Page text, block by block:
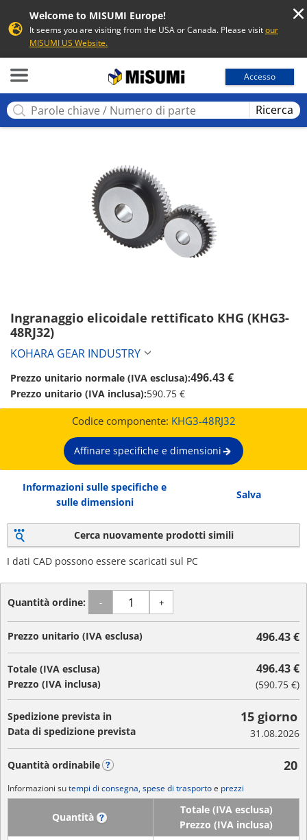
Welcome to MISUMI Europe!
It seems you are visiting from the USA or Canada. Please visitour
MISUMI US Website.
Accesso
Ricerca
Ingranaggio elicoidale rettificato KHG (KHG3-
48RJ32)
KOHARA GEAR INDUSTRY
Prezzo unitario normale (IVA esclusa):496.43 €
Prezzo unitario (IVA inclusa):590.75 €
Codice componente: KHG3-48RJ32
Affinare specifiche e dimensioni
Informazioni sulle specifiche e
sulle dimensioni
Salva
Cerca nuovamente prodotti simili
I dati CAD possono essere scaricati sul PC
Quantità ordine: - +
Prezzo unitario (IVA esclusa) 496.43 €
Totale (IVA esclusa)
Prezzo (IVA inclusa)
496.43 €
(590.75 €)
Spedizione prevista in
Data di spedizione prevista
15 giorno
31.08.2026
Quantità ordinabile 20
Informazioni sutempi di consegna, spese di trasportoe prezzi
Quantità
Totale (IVA esclusa)
Prezzo (IVA inclusa)